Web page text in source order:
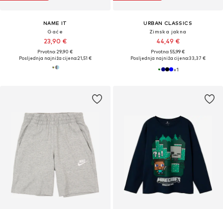
NAME IT
Gaće
23,90 €
Prvotno: 29,90 €
Posljednja najniža cijena:21,51 €
URBAN CLASSICS
Zimska jakna
44,49 €
Prvotno: 55,99 €
Posljednja najniža cijena:33,37 €
+1